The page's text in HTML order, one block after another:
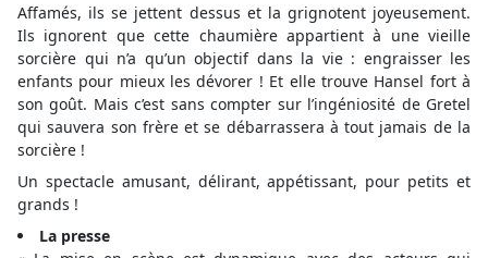
Affamés, ils se jettent dessus et la grignotent joyeusement.
Ils ignorent que cette chaumière appartient à une vieille
sorcière qui n’a qu’un objectif dans la vie : engraisser les
enfants pour mieux les dévorer ! Et elle trouve Hansel fort à
son goût. Mais c’est sans compter sur l’ingéniosité de Gretel
qui sauvera son frère et se débarrassera à tout jamais de la
sorcière !
Un spectacle amusant, délirant, appétissant, pour petits et
grands !
La presse